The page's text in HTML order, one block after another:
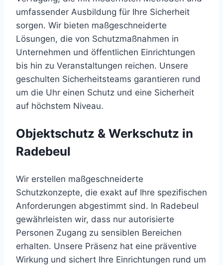
umfassender Ausbildung für Ihre Sicherheit
sorgen. Wir bieten maßgeschneiderte
Lösungen, die von Schutzmaßnahmen in
Unternehmen und öffentlichen Einrichtungen
bis hin zu Veranstaltungen reichen. Unsere
geschulten Sicherheitsteams garantieren rund
um die Uhr einen Schutz und eine Sicherheit
auf höchstem Niveau.
Objektschutz & Werkschutz in
Radebeul
Wir erstellen maßgeschneiderte
Schutzkonzepte, die exakt auf Ihre spezifischen
Anforderungen abgestimmt sind. In Radebeul
gewährleisten wir, dass nur autorisierte
Personen Zugang zu sensiblen Bereichen
erhalten. Unsere Präsenz hat eine präventive
Wirkung und sichert Ihre Einrichtungen rund um